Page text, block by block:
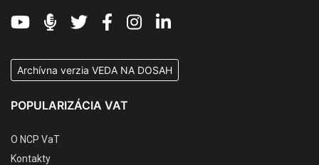
Archívna verzia VEDA NA DOSAH
POPULARIZÁCIA VAT
O NCP VaT
Kontakty